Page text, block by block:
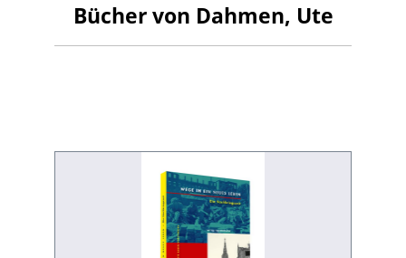
Bücher von Dahmen, Ute